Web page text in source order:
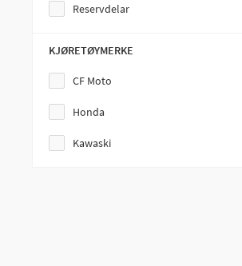
Reservdelar
KJØRETØYMERKE
CF Moto
Honda
Kawaski